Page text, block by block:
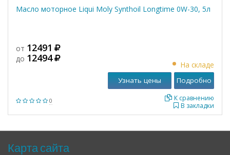
Масло моторное Liqui Moly Synthoil Longtime 0W-30, 5л
0
от 12491
до 12494
На складе
В закладки
К сравнению
Узнать цены Подробно
Карта сайта